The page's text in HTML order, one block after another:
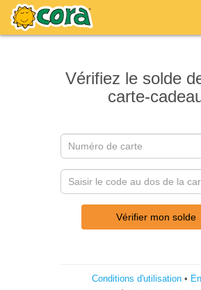
Vérifiez le solde
carte-
Vérifier mon solde
Conditions d'utilisation •